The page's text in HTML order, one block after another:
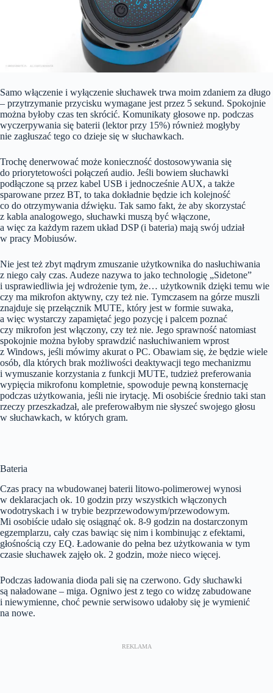
Samo włączenie i wyłączenie słuchawek trwa moim zdaniem za długo
– przytrzymanie przycisku wymagane jest przez 5 sekund. Spokojnie
można byłoby czas ten skrócić. Komunikaty głosowe np. podczas
wyczerpywania się baterii (lektor przy 15%) również mogłyby
nie zagłuszać tego co dzieje się w słuchawkach.
Trochę denerwować może konieczność dostosowywania się
do priorytetowości połączeń audio. Jeśli bowiem słuchawki
podłączone są przez kabel USB i jednocześnie AUX, a także
sparowane przez BT, to taka dokładnie będzie ich kolejność
co do otrzymywania dźwięku. Tak samo fakt, że aby skorzystać
z kabla analogowego, słuchawki muszą być włączone,
a więc za każdym razem układ DSP (i bateria) mają swój udział
w pracy Mobiusów.
Nie jest też zbyt mądrym zmuszanie użytkownika do nasłuchiwania
z niego cały czas. Audeze nazywa to jako technologię „Sidetone”
i usprawiedliwia jej wdrożenie tym, że… użytkownik dzięki temu wie
czy ma mikrofon aktywny, czy też nie. Tymczasem na górze muszli
znajduje się przełącznik MUTE, który jest w formie suwaka,
a więc wystarczy zapamiętać jego pozycję i palcem poznać
czy mikrofon jest włączony, czy też nie. Jego sprawność natomiast
spokojnie można byłoby sprawdzić nasłuchiwaniem wprost
z Windows, jeśli mówimy akurat o PC. Obawiam się, że będzie wiele
osób, dla których brak możliwości deaktywacji tego mechanizmu
i wymuszanie korzystania z funkcji MUTE, tudzież preferowania
wypięcia mikrofonu kompletnie, spowoduje pewną konsternację
podczas użytkowania, jeśli nie irytację. Mi osobiście średnio taki stan
rzeczy przeszkadzał, ale preferowałbym nie słyszeć swojego głosu
w słuchawkach, w których gram.
Bateria
Czas pracy na wbudowanej baterii litowo-polimerowej wynosi
w deklaracjach ok. 10 godzin przy wszystkich włączonych
wodotryskach i w trybie bezprzewodowym/przewodowym.
Mi osobiście udało się osiągnąć ok. 8-9 godzin na dostarczonym
egzemplarzu, cały czas bawiąc się nim i kombinując z efektami,
głośnością czy EQ. Ładowanie do pełna bez użytkowania w tym
czasie słuchawek zajęło ok. 2 godzin, może nieco więcej.
Podczas ładowania dioda pali się na czerwono. Gdy słuchawki
są naładowane – miga. Ogniwo jest z tego co widzę zabudowane
i niewymienne, choć pewnie serwisowo udałoby się je wymienić
na nowe.